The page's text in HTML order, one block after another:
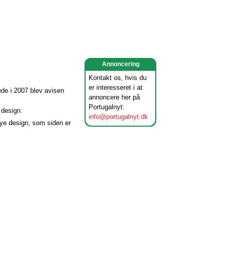
Annoncering
Kontakt os, hvis du
er interesseret i at
annoncere her på
Portugalnyt:
info@portugalnyt.dk
i 2007 blev avisen
design, som siden er